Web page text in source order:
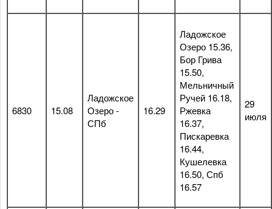
6830 15.08
Ладожское
Озеро -
СПб
16.29
Ладожское
Озеро 15.36,
Бор Грива
15.50,
Мельничный
Ручей 16.18,
Ржевка
16.37,
Пискаревка
16.44,
Кушелевка
16.50, Спб
16.57
29
июля